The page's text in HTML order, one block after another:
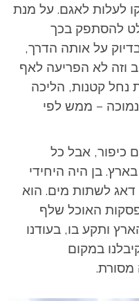
לעלות לאגם. על מנת
להסתפק בכך
על אותה הדרך,
וזה לא הפריעה לאף
נחל קטנות, הליכה
– ממש לפי
כיפור, אבל כל
בן היה היחידי
דאג לשתות מים. הוא
האוכל שלף
ותקע בו, בעודנו
במקום
מסורת.